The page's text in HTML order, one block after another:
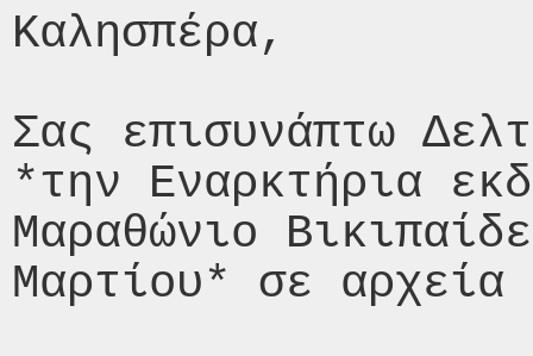
Καλησπέρα,
Σας επισυνάπτω
*την Εναρκτήρια
Μαραθώνιο
Μαρτίου* σε